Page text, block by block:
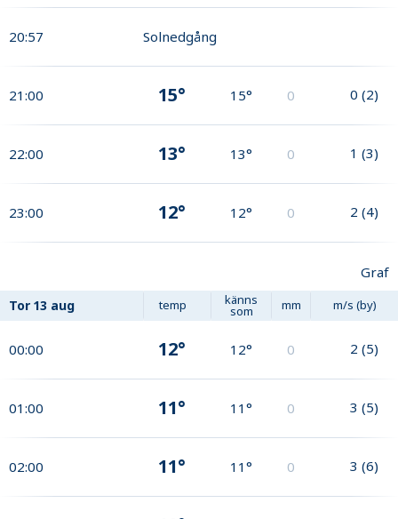
20:57 Solnedgång
21:00 15° 15° 0 0 (2)
22:00 13° 13° 0 1 (3)
23:00 12° 12° 0 2 (4)
Graf
Tor 13 aug temp känns
som mm m/s (by)
00:00 12° 12° 0 2 (5)
01:00 11° 11° 0 3 (5)
02:00 11° 11° 0 3 (6)